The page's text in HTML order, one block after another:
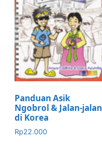
Panduan Asik
Ngobrol & Jalan-jalan
di Korea
Rp22.000